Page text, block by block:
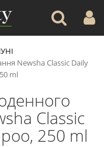
Newsha Classic Daily
ml
Classic
250 ml